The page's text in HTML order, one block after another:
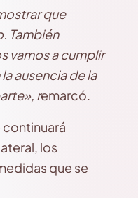
que
También
vamos a cumplir
ausencia de la
remarcó.
continuará
los
que se